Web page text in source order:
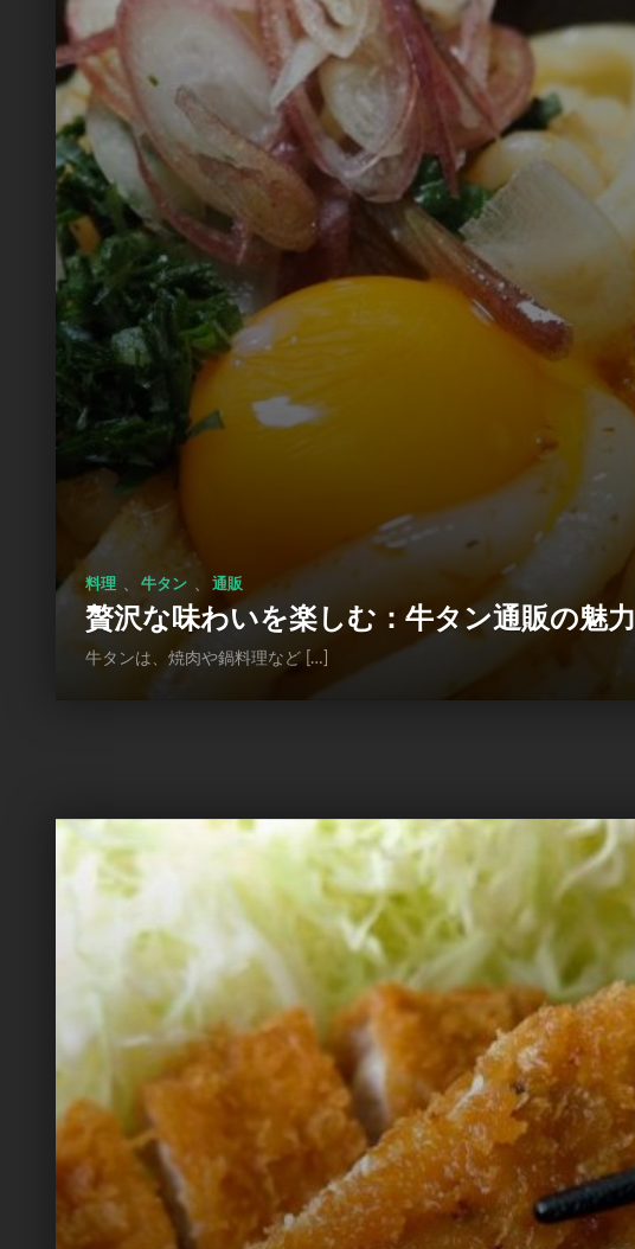
料理 牛タン 通販
贅沢な味わいを楽しむ：牛タン通販の魅力
牛タンは、焼肉や鍋料理など […]